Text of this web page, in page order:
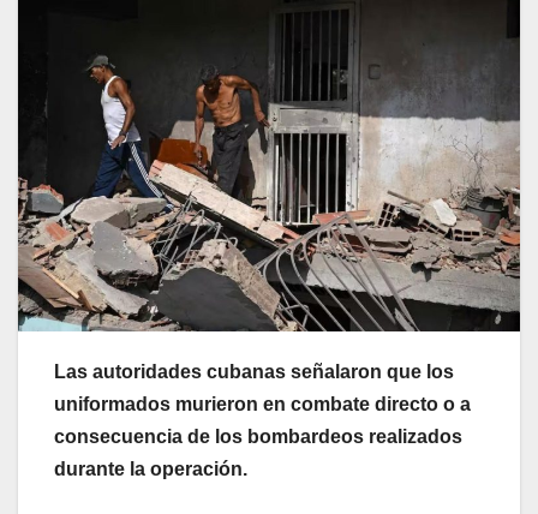
Las autoridades cubanas señalaron que los
uniformados murieron en combate directo o a
consecuencia de los bombardeos realizados
durante la operación.